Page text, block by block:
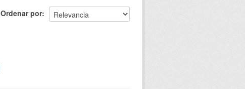
Ordenar por